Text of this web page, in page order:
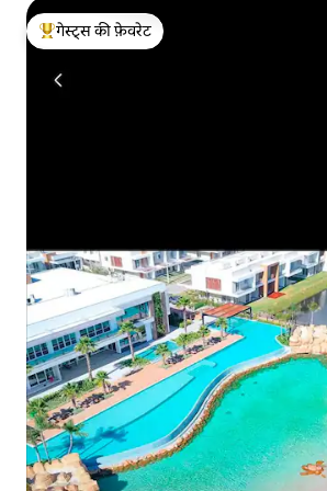
गेस्ट्स का टॉप फ़ेवरेट
गेस्ट्स की फ़ेवरेट